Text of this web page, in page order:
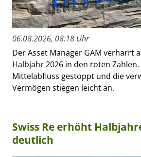
06.08.2026, 08:18 Uhr
Der Asset Manager GAM verharrt
Halbjahr 2026 in den roten
Mittelabfluss gestoppt und die
Vermögen stiegen leicht an.
Swiss Re erhöht
deutlich